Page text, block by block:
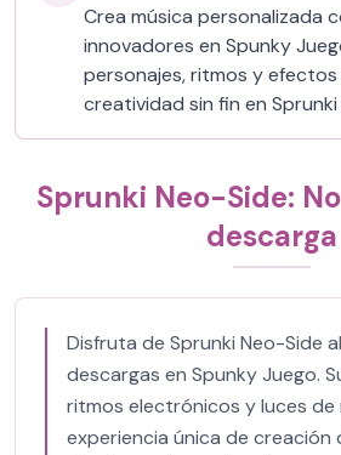
Crea música personalizada
innovadores en Spunky
personajes, ritmos y efectos
creatividad sin fin en Sprunki
Sprunki Neo-Side:
descarga
Disfruta de Sprunki Neo-Side
descargas en Spunky Juego.
ritmos electrónicos y luces de
experiencia única de creación